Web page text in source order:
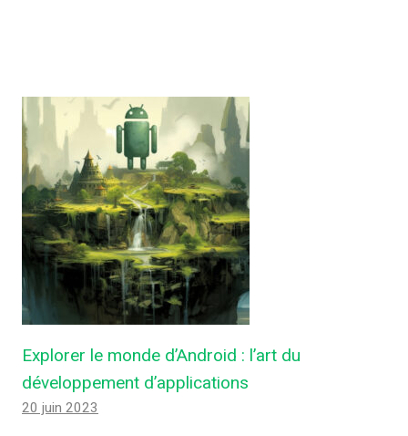
Explorer le monde d’Android : l’art du
développement d’applications
20 juin 2023